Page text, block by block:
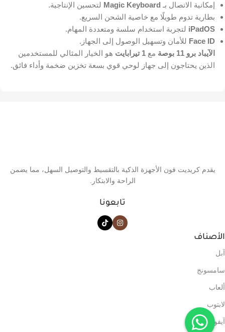
إمكانية الاتصال بـ Magic Keyboard لتحسين الإنتاجية.
بطارية تدوم طويلًا مع خاصية الشحن السريع.
iPadOS لتجربة استخدام سلسة ومتعددة المهام.
Face ID للأمان وتسهيل الوصول إلى الجهاز.
الآيباد برو 11 بوصة
مع 1 تيرابايت
هو الخيار المثالي للمستخدمين
الذين يحتاجون إلى جهاز لوحي قوي بسعة تخزين ضخمة وأداء فائق.
يقدم كريديت فون الأجهزة الذكية بالتقسيط والتوصيل السهل، مما يضمن
الراحة والابتكار.
تابعونا
الأصناف
آبل
سامسونج
ألعاب
لابتوب
آيفون